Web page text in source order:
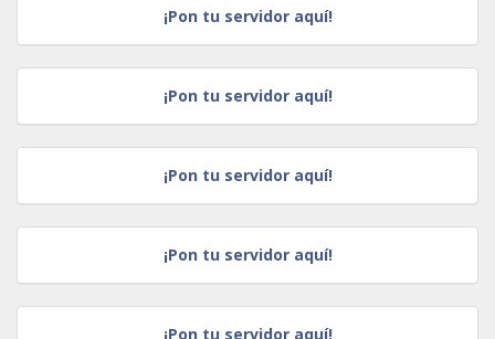
¡Pon tu servidor aquí!
¡Pon tu servidor aquí!
¡Pon tu servidor aquí!
¡Pon tu servidor aquí!
¡Pon tu servidor aquí!